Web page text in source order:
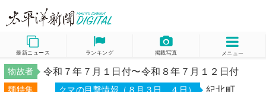
最新ニュース ランキング 掲載写真 メニュー
物故者 令和７年７月１日付〜令和８年７月１２日付
麺特集 クマの目撃情報（８月３日、４日） 紀北町